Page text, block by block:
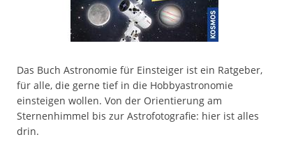
Das Buch Astronomie für Einsteiger ist ein Ratgeber,
für alle, die gerne tief in die Hobbyastronomie
einsteigen wollen. Von der Orientierung am
Sternenhimmel bis zur Astrofotografie: hier ist alles
drin.